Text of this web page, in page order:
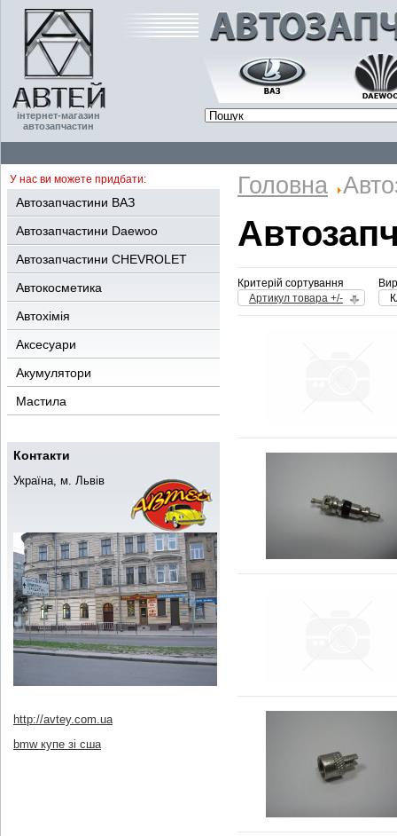
інтернет-магазин
автозапчастин
У нас ви можете придбати:
Автозапчастини ВАЗ
Автозапчастини Daewoo
Автозапчастини CHEVROLET
Автокосметика
Автохімія
Аксесуари
Акумулятори
Мастила
Контакти
Україна, м. Львів
http://avtey.com.ua
bmw купе зі сша
Головна
Критерій сортування
Артикул товара +/-